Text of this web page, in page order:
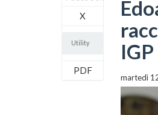
X
Utility
PDF
IGP
martedì